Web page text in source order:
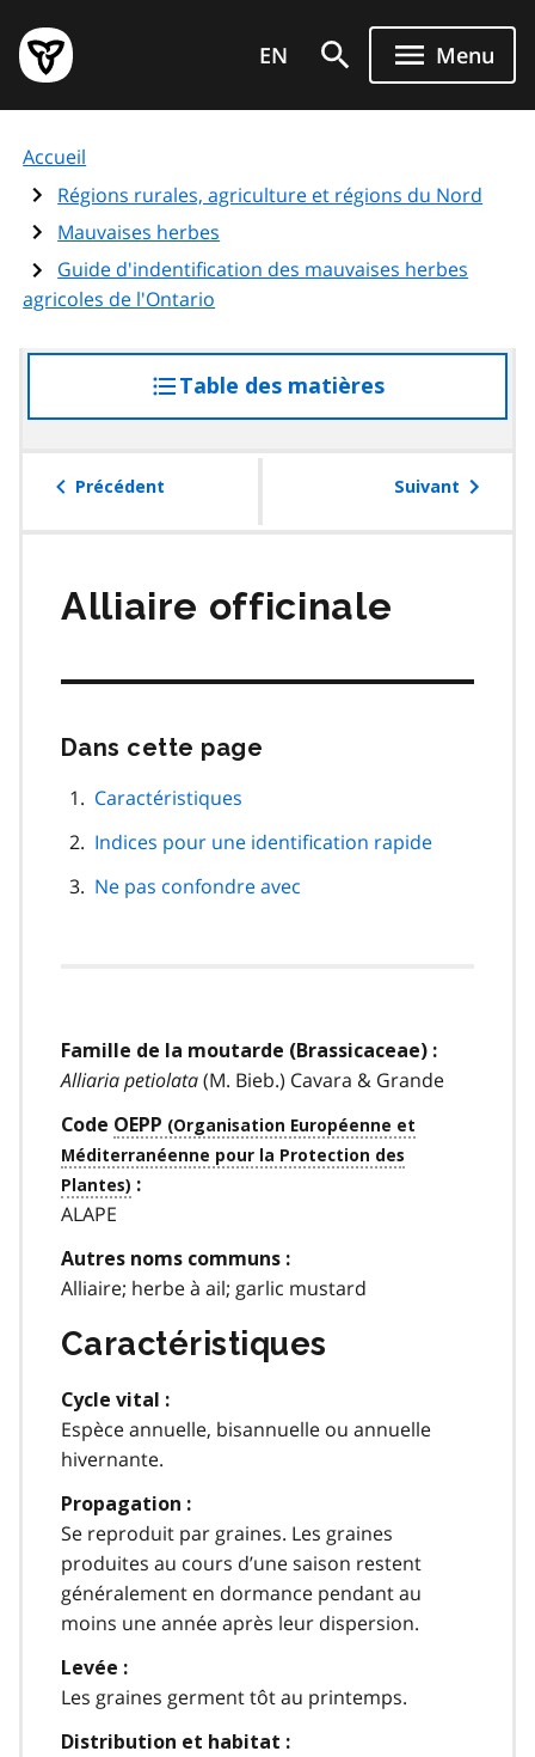
au
contenu
principal
Page
d'accueil
de
l'Ontario
EN Menu
Accueil
Régions rurales, agriculture et régions du Nord
Mauvaises herbes
Guide d'indentification des mauvaises herbes
agricoles de l'Ontario
Table des matières
à
table
Précédent Suivant
Alliaire officinale
Dans cette page
page
Caractéristiques
Indices pour une identification rapide
Ne pas confondre avec
Famille de la moutarde (Brassicaceae) :
Alliaria petiolata(M. Bieb.) Cavara & Grande
Code OEPP
:
ALAPE
Autres noms communs :
Alliaire; herbe à ail; garlic mustard
Caractéristiques
Cycle vital :
Espèce annuelle, bisannuelle ou annuelle
hivernante.
Propagation :
Se reproduit par graines. Les graines
produites au cours d’une saison restent
généralement en dormance pendant au
moins une année après leur dispersion.
Levée :
Les graines germent tôt au printemps.
Distribution et habitat :